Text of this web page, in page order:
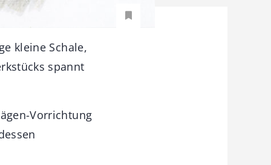
kleine Schale,
spannt
Vorrichtung